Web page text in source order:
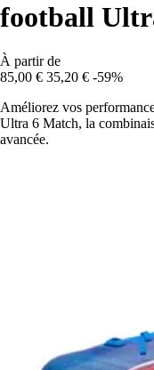
football
À partir de
85,00 € 35,20 € -59%
Améliorez vos
Ultra 6 Match, la
avancée.